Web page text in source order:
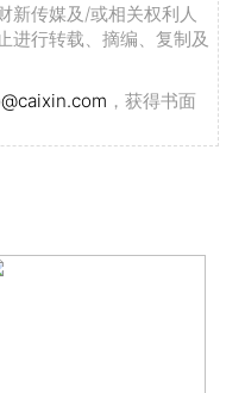
新传媒及/或相关权利人
进行转载、摘编、复制及
，获得书面